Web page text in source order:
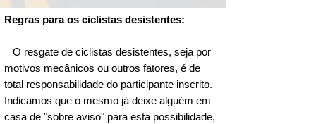
60. ✅ Marcelo Grillo Dini - 200 km - Santa
Cruz do Sul
- 120 km- Bagé
62. ✅ Felipe Torrescasana Leal  - 120 km
- Bagé
63. ✅ Carlos Alberto Vargas Infantini
Junior - 30 km - Bagé
Regras para os ciclistas desistentes:
O resgate de ciclistas desistentes, seja por
motivos mecânicos ou outros fatores, é de
total responsabilidade do participante inscrito.
Indicamos que o mesmo já deixe alguém em
casa de "sobre aviso" para esta possibilidade,